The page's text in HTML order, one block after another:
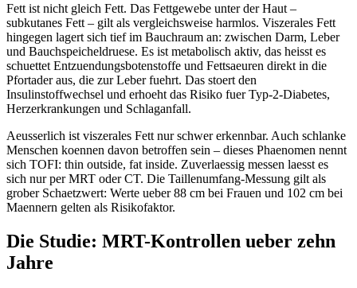
Fett ist nicht gleich Fett. Das Fettgewebe unter der Haut –
subkutanes Fett – gilt als vergleichsweise harmlos. Viszerales Fett
hingegen lagert sich tief im Bauchraum an: zwischen Darm, Leber
und Bauchspeicheldruese. Es ist metabolisch aktiv, das heisst es
schuettet Entzuendungsbotenstoffe und Fettsaeuren direkt in die
Pfortader aus, die zur Leber fuehrt. Das stoert den
Insulinstoffwechsel und erhoeht das Risiko fuer Typ-2-Diabetes,
Herzerkrankungen und Schlaganfall.
Aeusserlich ist viszerales Fett nur schwer erkennbar. Auch schlanke
Menschen koennen davon betroffen sein – dieses Phaenomen nennt
sich TOFI: thin outside, fat inside. Zuverlaessig messen laesst es
sich nur per MRT oder CT. Die Taillenumfang-Messung gilt als
grober Schaetzwert: Werte ueber 88 cm bei Frauen und 102 cm bei
Maennern gelten als Risikofaktor.
Die Studie: MRT-Kontrollen ueber zehn
Jahre